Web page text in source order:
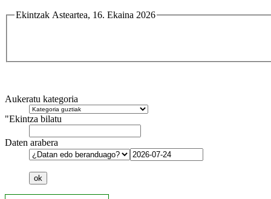
Ekintzak Asteartea, 16. Ekaina 2026
Aukeratu kategoria
"Ekintza bilatu
Daten arabera